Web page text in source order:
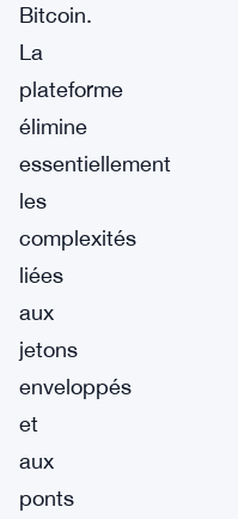
Bitcoin.
La
plateforme
élimine
essentiellement
les
complexités
liées
aux
jetons
enveloppés
et
aux
ponts